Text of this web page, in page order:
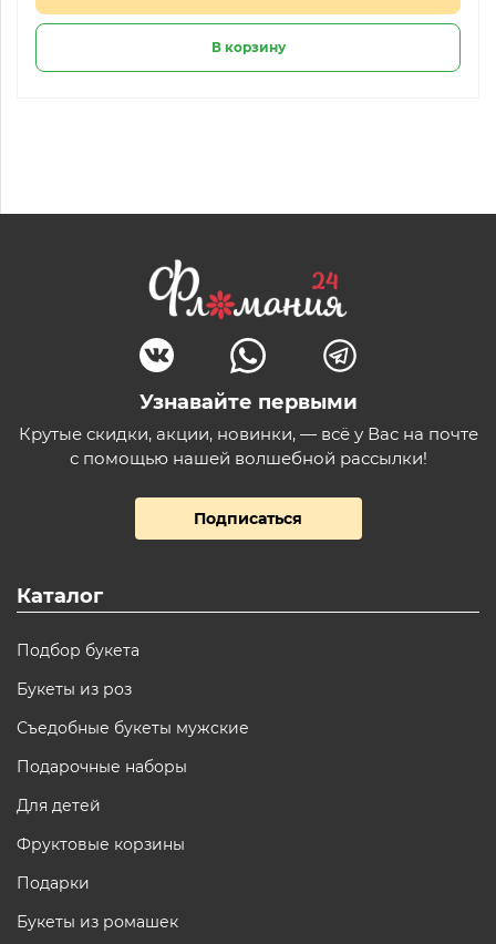
В корзину
Узнавайте первыми
Крутые скидки, акции, новинки, — всё у Вас на почте
с помощью нашей волшебной рассылки!
Подписаться
Каталог
Подбор букета
Букеты из роз
Съедобные букеты мужские
Подарочные наборы
Для детей
Фруктовые корзины
Подарки
Букеты из ромашек